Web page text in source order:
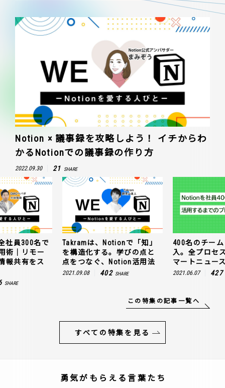
Notion × 議事録を攻略しよう！ イチからわ
かるNotionでの議事録の作り方
2022.09.30 21 SHARE
社員300名で
術｜リモー
報共有をス
SHARE
Takramは、Notionで「知」
を構造化する。学びの点と
点をつなぐ、Notion活用法
2021.09.08 402 SHARE
400名のチー
入。全プロセ
マートニュー
2021.06.07 427
この特集の記事一覧へ
すべての特集を見る
勇気がもらえる言葉たち